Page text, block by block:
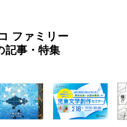
ファミリー
記事・特集